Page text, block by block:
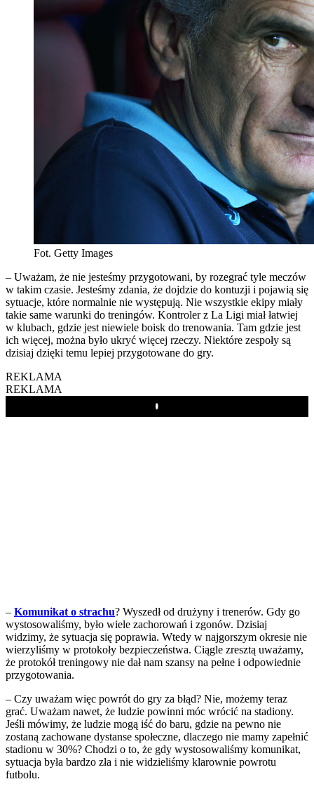
Fot. Getty Images
– Uważam, że nie jesteśmy przygotowani, by rozegrać tyle meczów
w takim czasie. Jesteśmy zdania, że dojdzie do kontuzji i pojawią się
sytuacje, które normalnie nie występują. Nie wszystkie ekipy miały
takie same warunki do treningów. Kontroler z La Ligi miał łatwiej
w klubach, gdzie jest niewiele boisk do trenowania. Tam gdzie jest
ich więcej, można było ukryć więcej rzeczy. Niektóre zespoły są
dzisiaj dzięki temu lepiej przygotowane do gry.
REKLAMA
REKLAMA
Play
– Komunikat o strachu? Wyszedł od drużyny i trenerów. Gdy go
wystosowaliśmy, było wiele zachorowań i zgonów. Dzisiaj
widzimy, że sytuacja się poprawia. Wtedy w najgorszym okresie nie
wierzyliśmy w protokoły bezpieczeństwa. Ciągle zresztą uważamy,
że protokół treningowy nie dał nam szansy na pełne i odpowiednie
przygotowania.
– Czy uważam więc powrót do gry za błąd? Nie, możemy teraz
grać. Uważam nawet, że ludzie powinni móc wrócić na stadiony.
Jeśli mówimy, że ludzie mogą iść do baru, gdzie na pewno nie
zostaną zachowane dystanse społeczne, dlaczego nie mamy zapełnić
stadionu w 30%? Chodzi o to, że gdy wystosowaliśmy komunikat,
sytuacja była bardzo zła i nie widzieliśmy klarownie powrotu
futbolu.